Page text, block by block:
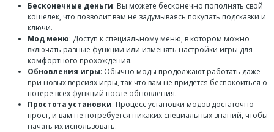
Бесконечные деньги: Вы можете бесконечно пополнять свой
кошелек, что позволит вам не задумываясь покупать подсказки и
ключи.
Мод меню: Доступ к специальному меню, в котором можно
включать разные функции или изменять настройки игры для
комфортного прохождения.
Обновления игры: Обычно моды продолжают работать даже
при новых версиях игры, так что вам не придется беспокоиться о
потере всех функций после обновления.
Простота установки: Процесс установки модов достаточно
прост, и вам не потребуется никаких специальных знаний, чтобы
начать их использовать.